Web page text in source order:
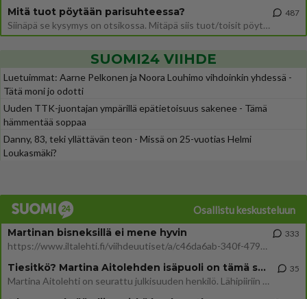
Mitä tuot pöytään parisuhteessa?
Siinäpä se kysymys on otsikossa. Mitäpä siis tuot/toisit pöytään parisuhteessa? Oletko mies vai nainen? Koetko sen mitä
487
SUOMI24 VIIHDE
Luetuimmat: Aarne Pelkonen ja Noora Louhimo vihdoinkin yhdessä -
Tätä moni jo odotti
Uuden TTK-juontajan ympärillä epätietoisuus sakenee - Tämä
hämmentää soppaa
Danny, 83, teki yllättävän teon - Missä on 25-vuotias Helmi
Loukasmäki?
Osallistu keskusteluun
Martinan bisneksillä ei mene hyvin
https://www.iltalehti.fi/viihdeuutiset/a/c46da6ab-340f-4790-aaa7-0865eed2336 Yrityksen konkurssihakemus on tullut kärä
333
Tiesitkö? Martina Aitolehden isäpuoli on tämä suosittu laulaja
Martina Aitolehti on seurattu julkisuuden henkilö. Lähipiiriin mahtuu muitakin tunnettuja henkilöitä. Tiesitkö, että Ma
35